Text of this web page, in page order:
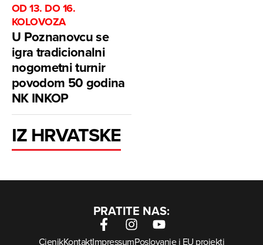
OD 13. DO 16.
KOLOVOZA
U Poznanovcu se
igra tradicionalni
nogometni turnir
povodom 50 godina
NK INKOP
IZ HRVATSKE
PRATITE NAS:
CjenikKontaktImpressumPoslovanje i EU projekti